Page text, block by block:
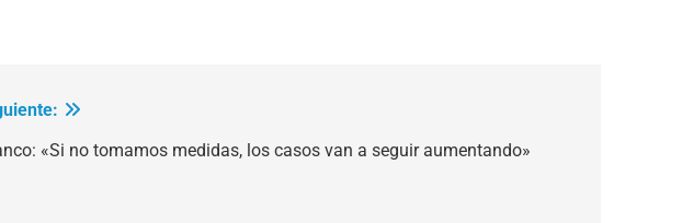
«Si no tomamos medidas, los casos van a seguir aumentando»